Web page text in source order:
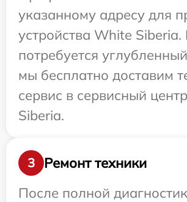
указанному адресу для
устройства White Siberia.
потребуется
мы бесплатно доставим
сервис в сервисный
Siberia.
3
Ремонт техники
После полной